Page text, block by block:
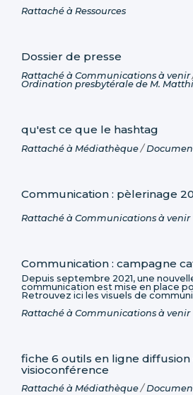
Rattaché à Ressources
Dossier de presse
Rattaché à Communications à venir
Ordination presbytérale de M.
qu'est ce que le hashtag
Rattaché à Médiathèque /
Communication : pèlerinage
Rattaché à Communications à venir
Communication : campagne
Depuis septembre 2021, une
communication est mise en place
Retrouvez ici les visuels de
Rattaché à Communications à venir
fiche 6 outils en ligne
visioconférence
Rattaché à Médiathèque /